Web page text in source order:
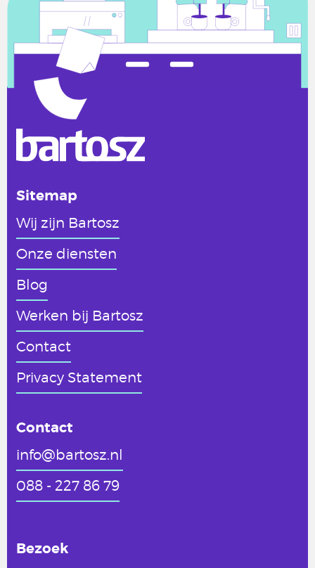
Sitemap
Wij zijn Bartosz
Onze diensten
Blog
Werken bij Bartosz
Contact
Privacy Statement
Contact
info@bartosz.nl
088 - 227 86 79
Bezoek